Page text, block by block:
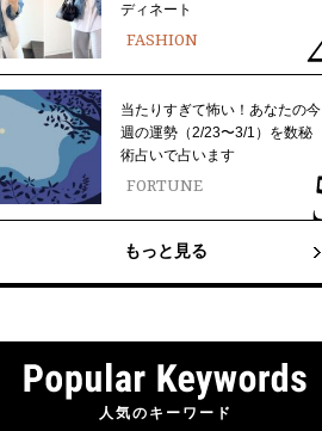
ディネート
FASHION
当たりすぎて怖い！あなたの今
週の運勢（2/23〜3/1）を数秘
術占いで占います
FORTUNE
もっと見る
人気のキーワード